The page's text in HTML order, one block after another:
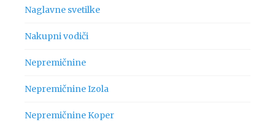
Naglavne svetilke
Nakupni vodiči
Nepremičnine
Nepremičnine Izola
Nepremičnine Koper